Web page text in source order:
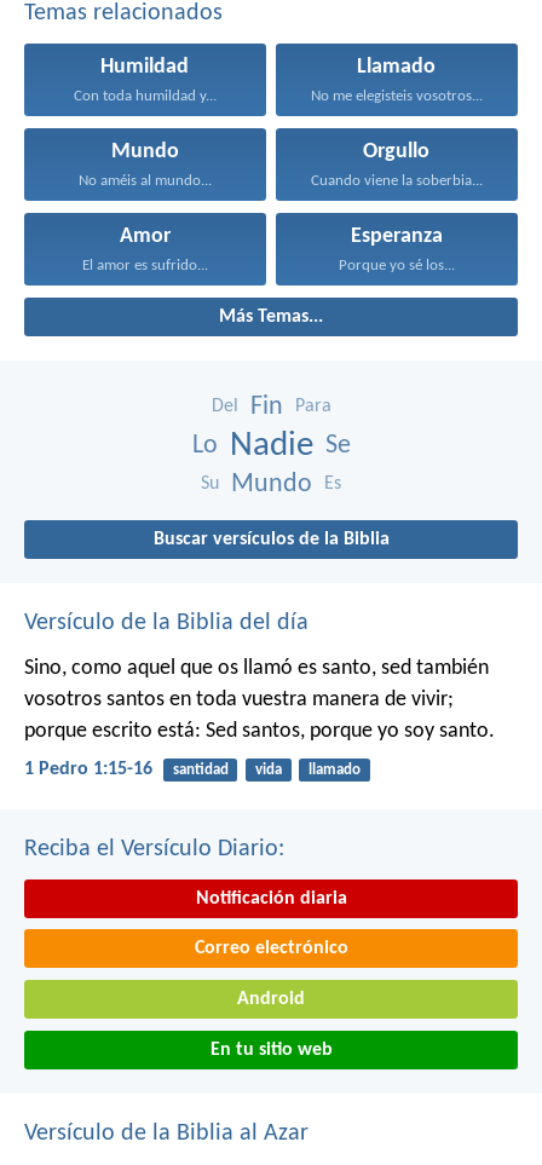
Temas relacionados
Humildad
Con toda humildad y...
Llamado
No me elegisteis vosotros...
Mundo
No améis al mundo...
Orgullo
Cuando viene la soberbia...
Amor
El amor es sufrido...
Esperanza
Porque yo sé los...
Más Temas...
Del Fin Para
Lo Nadie Se
Su Mundo Es
Buscar versículos de la Biblia
Versículo de la Biblia del día
Sino, como aquel que os llamó es santo, sed también
vosotros santos en toda vuestra manera de vivir;
porque escrito está: Sed santos, porque yo soy santo.
1 Pedro 1:15-16 santidad vida llamado
Reciba el Versículo Diario:
Notificación diaria
Correo electrónico
Android
En tu sitio web
Versículo de la Biblia al Azar